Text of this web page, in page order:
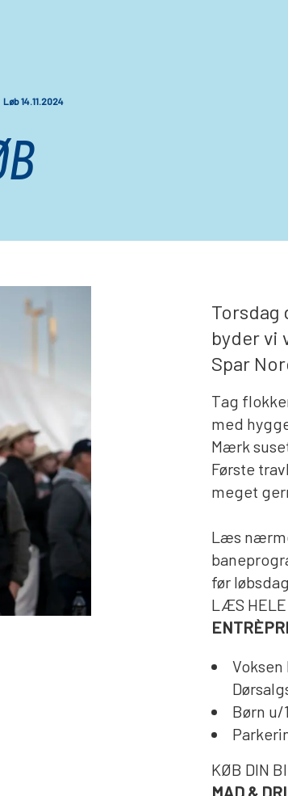
Løb 14.11.2024
Torsdag
byder vi
Spar
Tag
med
Mærk
Første
meget
Læs
før
LÆS HELE
Voksen
Børn u/
KØB DIN
MAD &